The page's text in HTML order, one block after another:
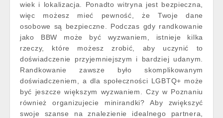
wiek i lokalizacja. Ponadto witryna jest bezpieczna,
więc możesz mieć pewność, że Twoje dane
osobowe są bezpieczne. Podczas gdy randkowanie
jako BBW może być wyzwaniem, istnieje kilka
rzeczy, które możesz zrobić, aby uczynić to
doświadczenie przyjemniejszym i bardziej udanym.
Randkowanie zawsze było skomplikowanym
doświadczeniem, a dla społeczności LGBTQ+ może
być jeszcze większym wyzwaniem. Czy w Poznaniu
również organizujecie minirandki? Aby zwiększyć
swoje szanse na znalezienie idealnego partnera,